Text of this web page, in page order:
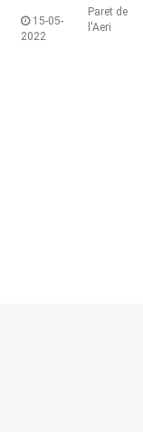
15-05-
2022
Paret de
l'Aeri